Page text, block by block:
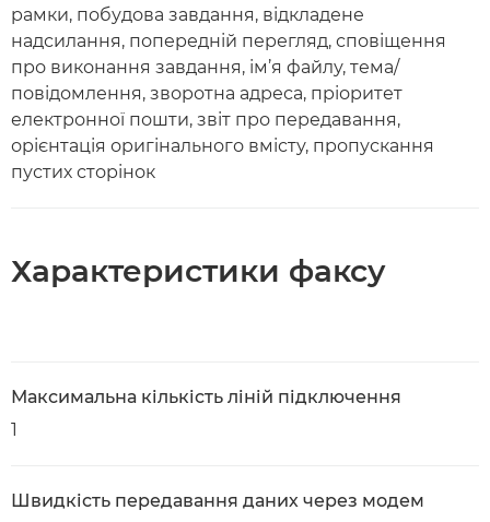
рамки, побудова завдання, відкладене
надсилання, попередній перегляд, сповіщення
про виконання завдання, ім’я файлу, тема/
повідомлення, зворотна адреса, пріоритет
електронної пошти, звіт про передавання,
орієнтація оригінального вмісту, пропускання
пустих сторінок
Характеристики факсу
Максимальна кількість ліній підключення
1
Швидкість передавання даних через модем